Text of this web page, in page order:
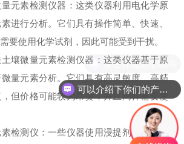
素检测仪器：这类仪器利用电化学原
进行分析。它们具有操作简单、快速、
要使用化学试剂，因此可能受到干扰。
微量元素检测仪器：这类仪器基于原
量元素分析。它们具有高灵敏度、高精
但价格可能较为昂贵，并且同样需要使
测仪：一些仪器使用浸提剂将土壤中
可以介绍下你们的产品么
现在有优惠活动吗